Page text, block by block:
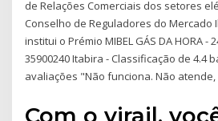
de Relações Comerciais dos setores
Conselho de Reguladores do Mercado
institui o Prémio MIBEL GÁS DA HORA -
35900240 Itabira - Classificação de 4.4
avaliações "Não funciona. Não
Com o virail,